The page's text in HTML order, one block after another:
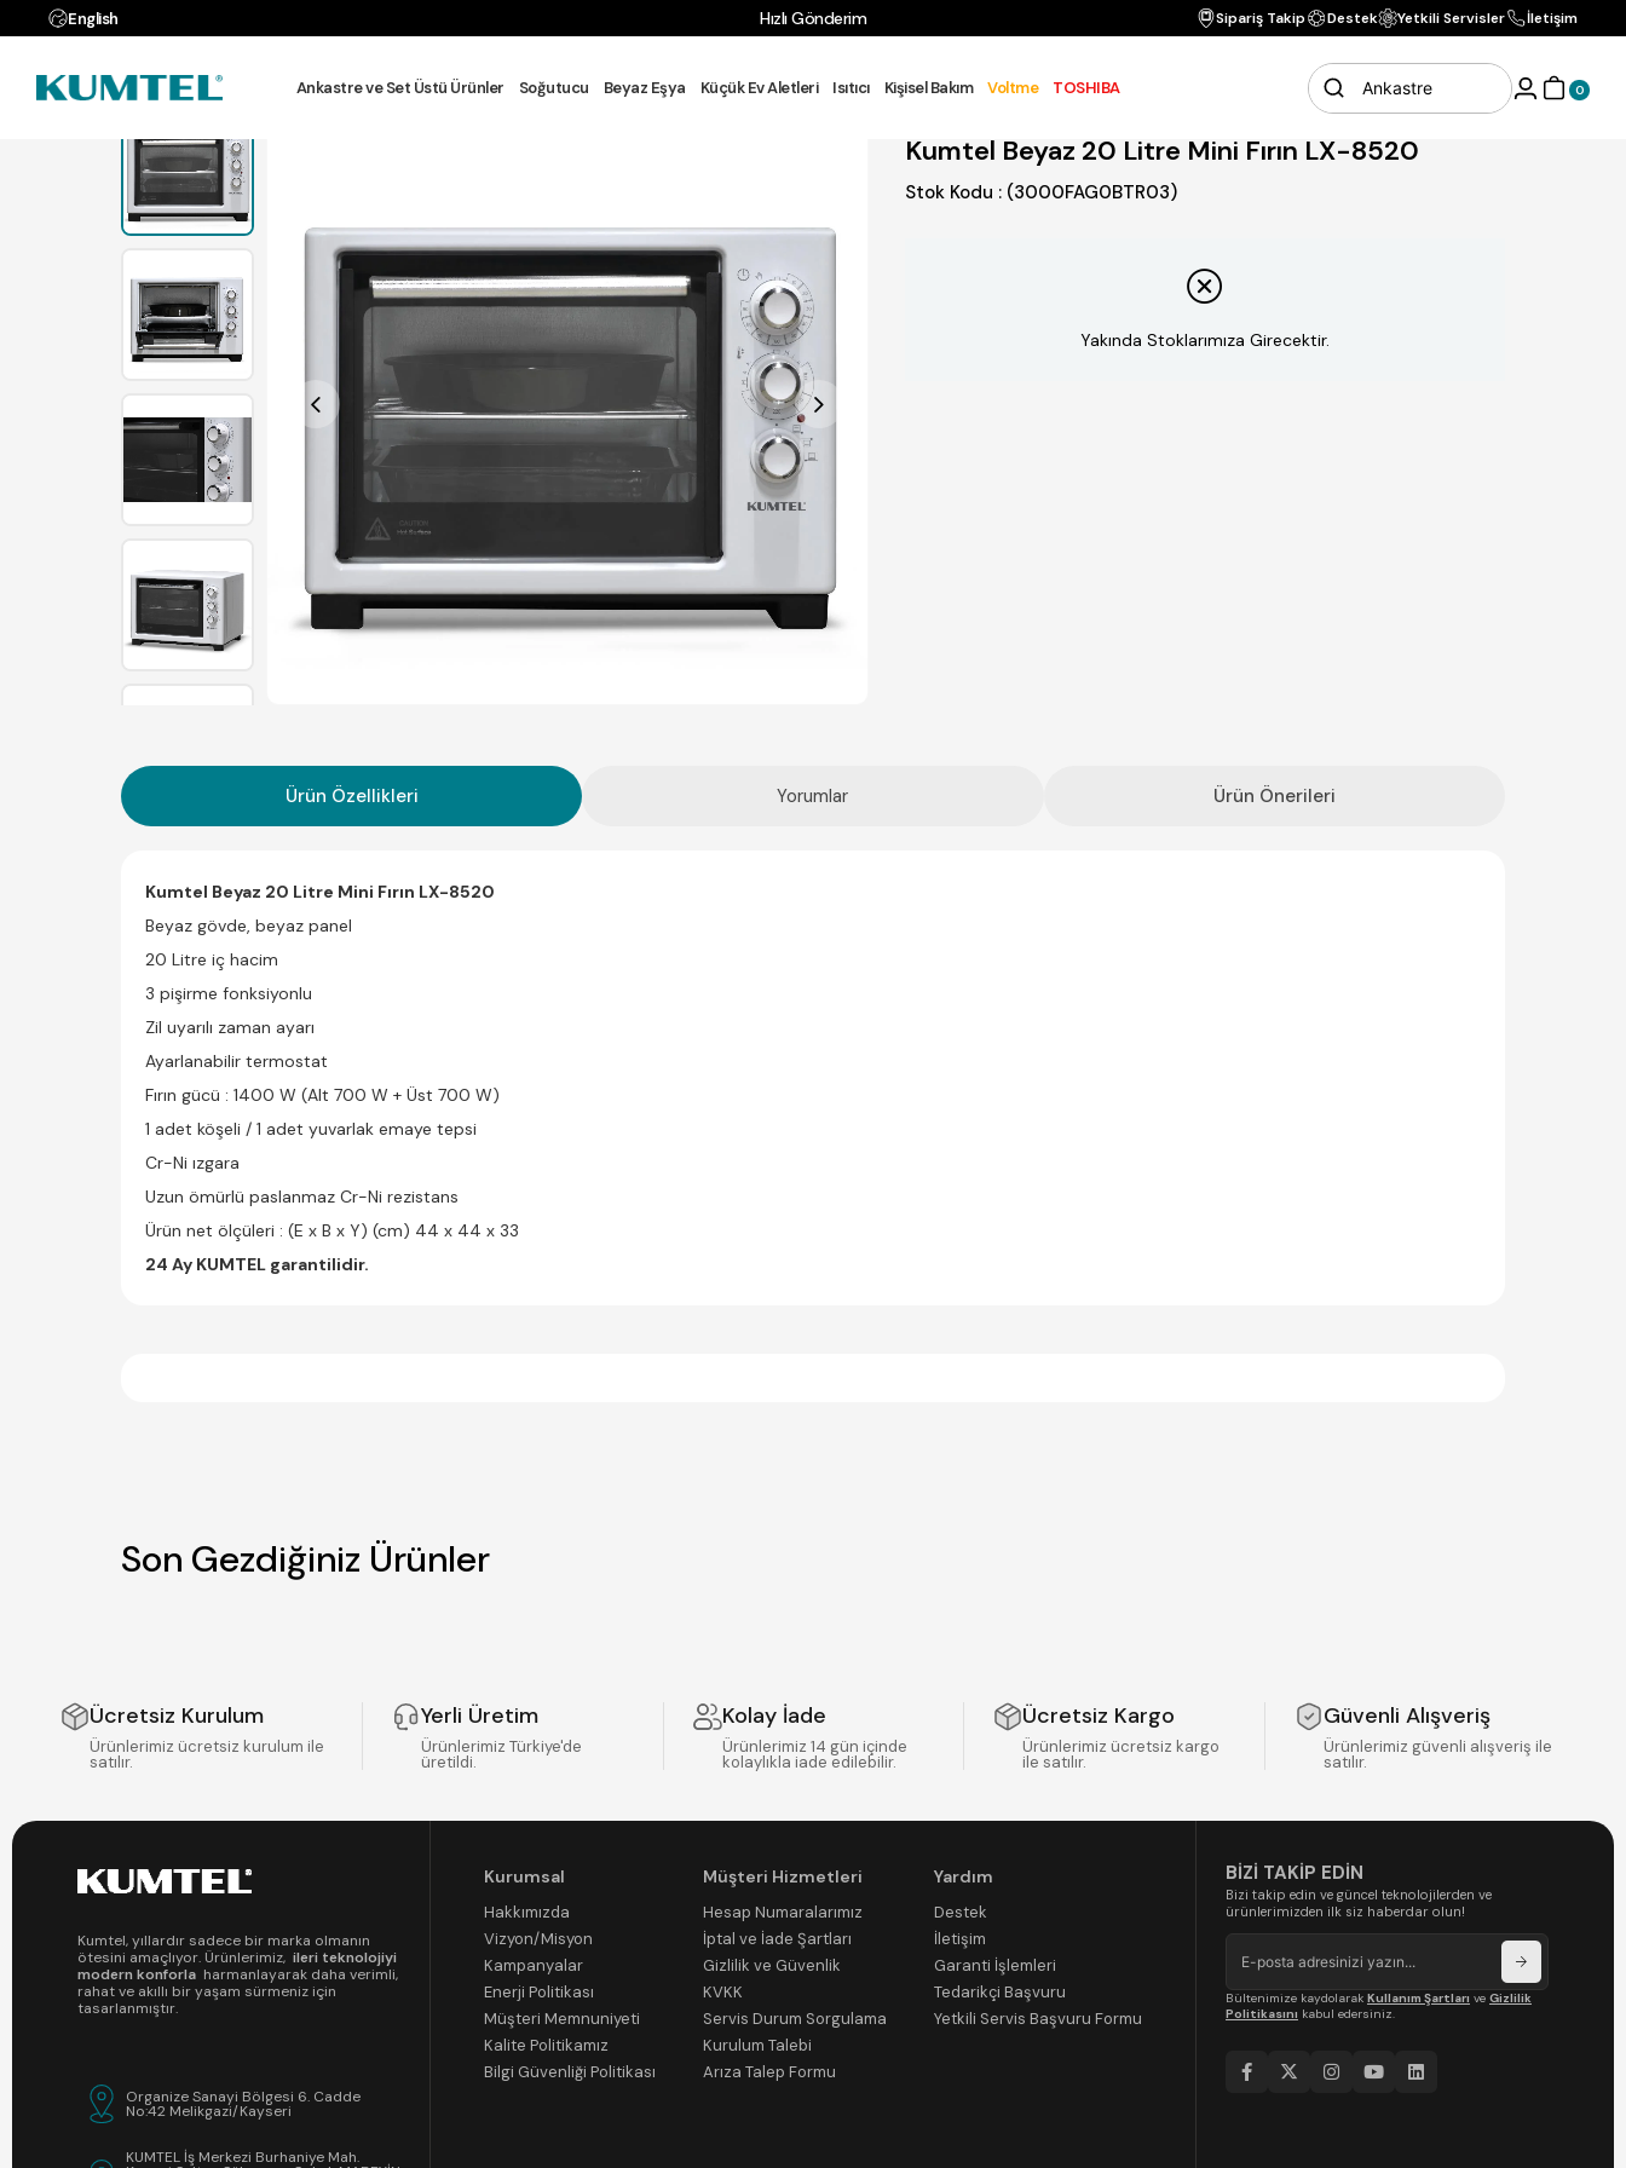
English Hızlı Gönderim Vade Farksız 3
Sipariş Takip Destek Yetkili Servisler İletişim
Ankastre ve Set Üstü Ürünler Soğutucu Beyaz Eşya Küçük Ev Aletleri Isıtıcı Kişisel Bakım Voltme TOSHIBA 0
Anasayfa
Kumtel Beyaz 20 Litre Mini Fırın LX-8520
Stok Kodu (3000FAG0BTR03)
Yakında Stoklarımıza Girecektir.
Ürün Özellikleri Yorumlar Ürün Önerileri
Kumtel Beyaz 20 Litre Mini Fırın LX-8520
Beyaz gövde, beyaz panel
20 Litre iç hacim
3 pişirme fonksiyonlu
Zil uyarılı zaman ayarı
Ayarlanabilir termostat
Fırın gücü : 1400 W (Alt 700 W + Üst 700 W)
1 adet köşeli / 1 adet yuvarlak emaye tepsi
Cr-Ni ızgara
Uzun ömürlü paslanmaz Cr-Ni rezistans
Ürün net ölçüleri : (E x B x Y) (cm) 44 x 44 x 33
24 Ay KUMTEL garantilidir.
Son Gezdiğiniz Ürünler
Ücretsiz Kurulum
Ürünlerimiz ücretsiz kurulum ile
satılır.
Yerli Üretim
Ürünlerimiz Türkiye'de
üretildi.
Kolay İade
Ürünlerimiz 14 gün içinde
kolaylıkla iade edilebilir.
Ücretsiz Kargo
Ürünlerimiz ücretsiz kargo
ile satılır.
Güvenli Alışveriş
Ürünlerimiz güvenli alışveriş ile
satılır.
Kumtel, yıllardır sadece bir marka olmanın
ötesini amaçlıyor. Ürünlerimiz, ileri teknolojiyi
modern konforla harmanlayarak daha verimli,
rahat ve akıllı bir yaşam sürmeniz için
tasarlanmıştır.
Organize Sanayi Bölgesi 6. Cadde
No:42 Melikgazi/Kayseri
KUMTEL İş Merkezi Burhaniye Mah.
Kurumsal
Hakkımızda
Vizyon/Misyon
Kampanyalar
Enerji Politikası
Müşteri Memnuniyeti
Kalite Politikamız
Bilgi Güvenliği Politikası
Müşteri Hizmetleri
Hesap Numaralarımız
İptal ve İade Şartları
Gizlilik ve Güvenlik
KVKK
Servis Durum Sorgulama
Kurulum Talebi
Arıza Talep Formu
Yardım
Destek
İletişim
Garanti İşlemleri
Tedarikçi Başvuru
Yetkili Servis Başvuru Formu
BİZİ TAKİP EDİN
Bizi takip edin ve güncel teknolojilerden ve
ürünlerimizden ilk siz haberdar olun!
Bültenimize kaydolarak Kullanım Şartları ve Gizlilik
Politikasını kabul edersiniz.